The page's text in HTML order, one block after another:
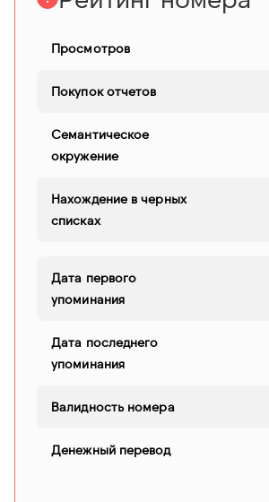
Просмотров
Покупок отчетов
Семантическое
окружение
Нахождение в черных
списках
Дата первого
упоминания
Дата последнего
упоминания
Валидность номера
Денежный перевод